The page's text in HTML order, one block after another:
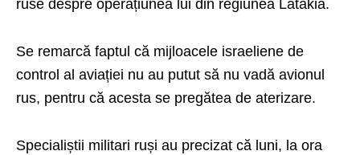
ruse despre operațiunea lui din regiunea Latakia.
Se remarcă faptul că mijloacele israeliene de
control al aviației nu au putut să nu vadă avionul
rus, pentru că acesta se pregătea de aterizare.
Specialiștii militari ruși au precizat că luni, la ora